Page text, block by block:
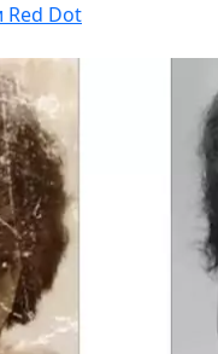
Red Dot